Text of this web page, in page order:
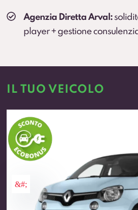
Agenzia Diretta Arval:
player + gestione
IL TUO VEICOLO